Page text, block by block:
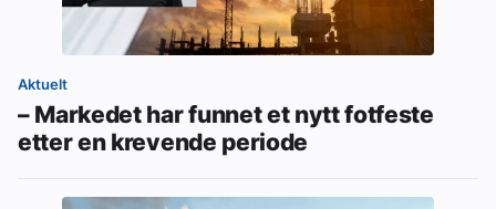
Aktuelt
– Markedet har funnet et nytt fotfeste
etter en krevende periode